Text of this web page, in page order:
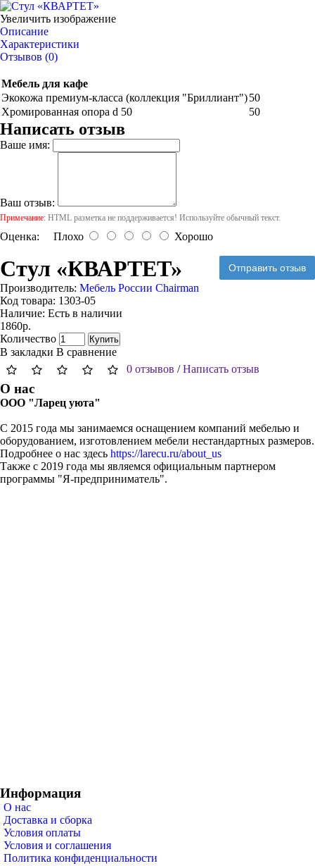
Увеличить изображение
Описание
Характеристики
Отзывов (0)
Мебель для кафе
Экокожа премиум-класса (коллекция "Бриллиант")50
Хромированная опора d 50
50
Написать отзыв
Ваше имя:
Ваш отзыв:
Примечание: HTML разметка не поддерживается! Используйте обычный текст.
Оценка: Плохо Хорошо
Отправить отзыв
Стул «КВАРТЕТ»
Производитель: Мебель России Chairman
Код товара: 1303-05
Наличие: Есть в наличии
1860р.
Количество
Купить
В закладки В сравнение
0 отзывов /Написать отзыв
О нас
ООО "Ларец уюта"
С 2015 года мы занимаемся оснащением компаний мебелью и
оборудованием, изготовлением мебели нестандартных размеров.
Подробнее о нас здесь https://larecu.ru/about_us
Также с 2019 года мы являемся официальным партнером
программы "Я-предприниматель".
Информация
О нас
Доставка и сборка
Условия оплаты
Условия и соглашения
Политика конфиденциальности